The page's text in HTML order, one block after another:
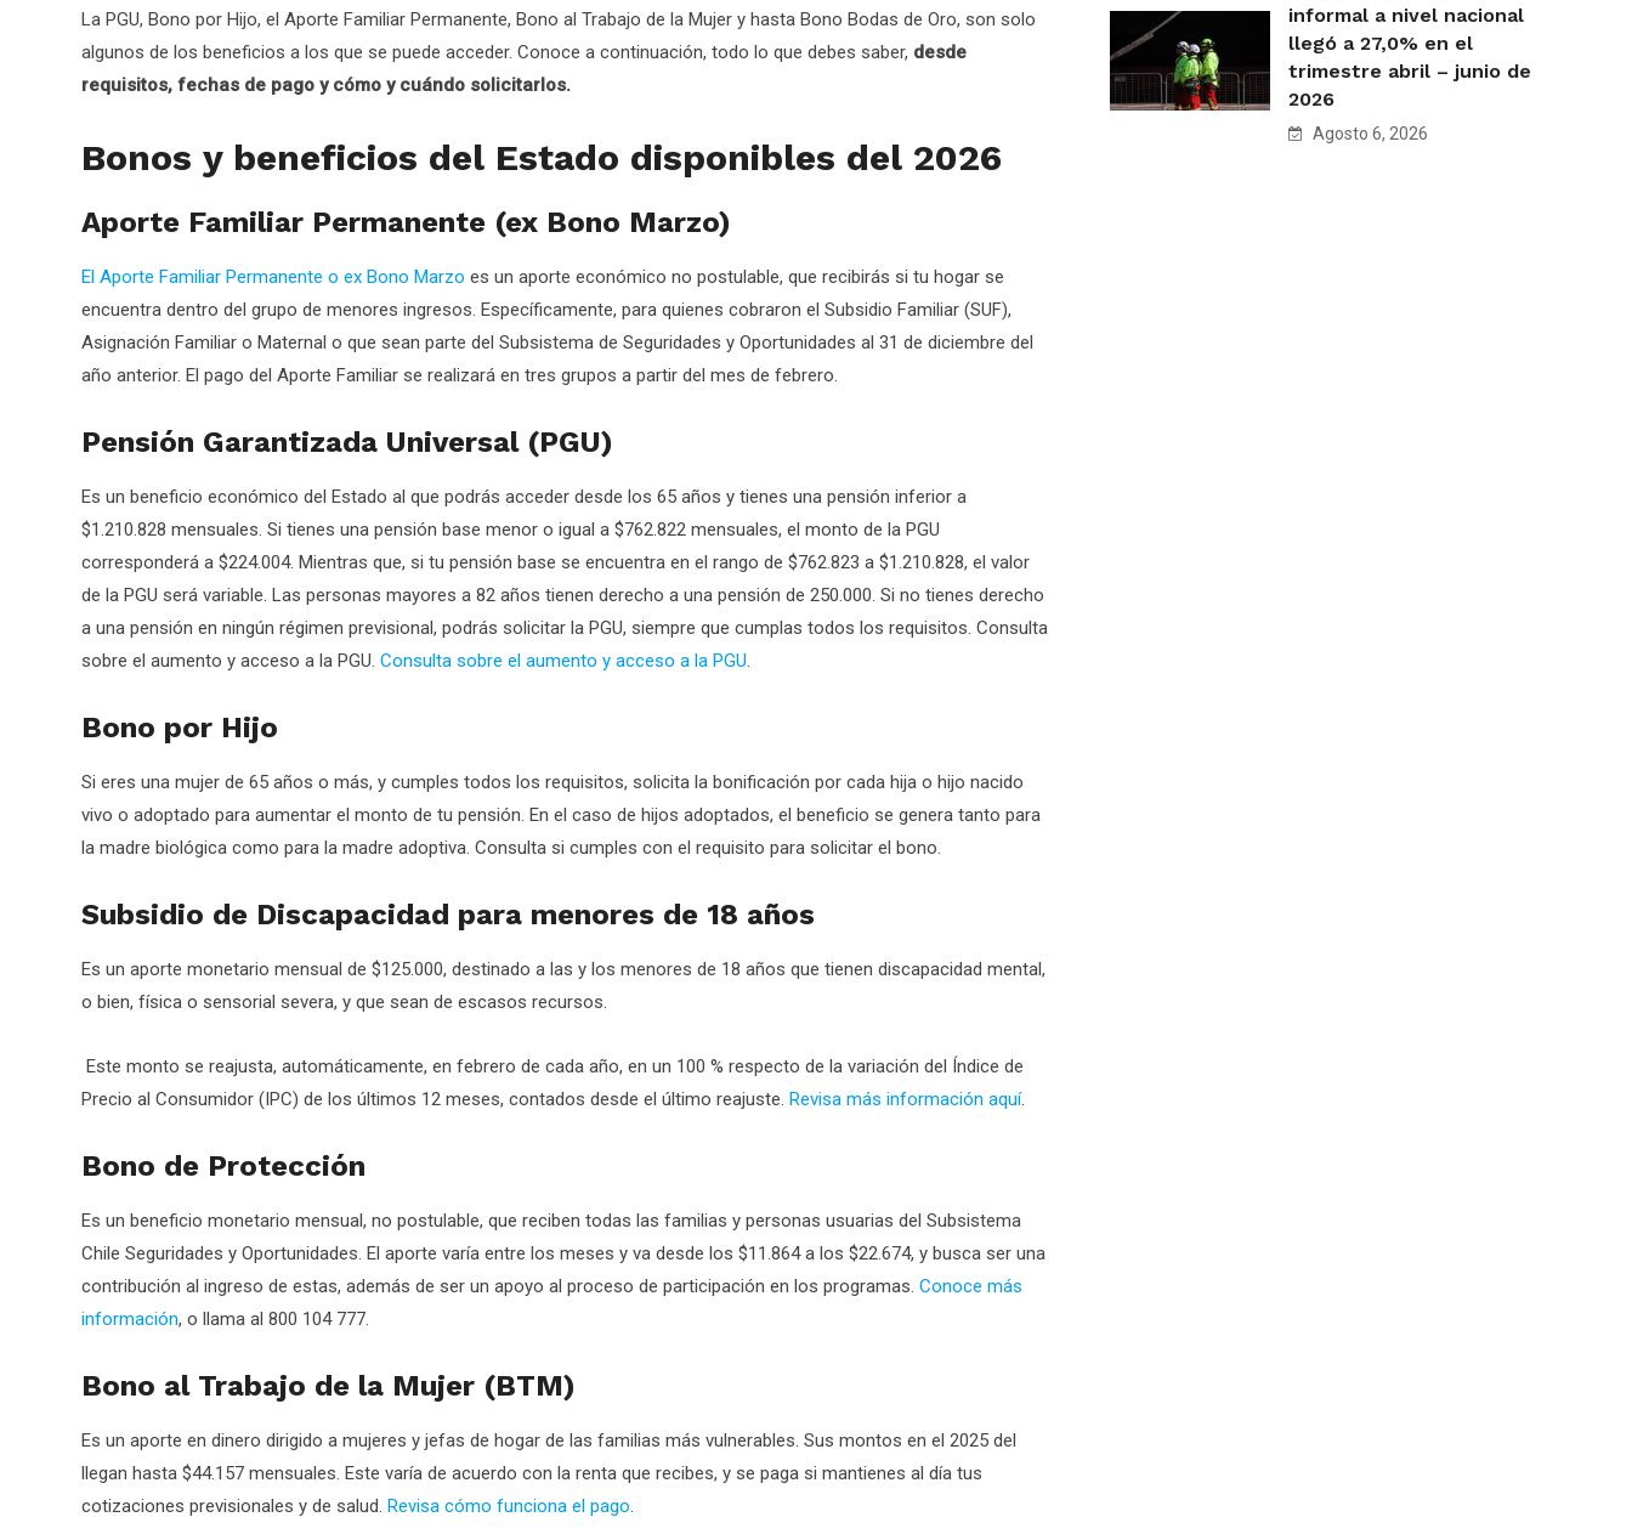
La PGU, Bono por Hijo, el Aporte Familiar Permanente, Bono al Trabajo de la Mujer y hasta Bono Bodas de Oro, son solo
algunos de los beneficios a los que se puede acceder. Conoce a continuación, todo lo que debes saber, desde
requisitos, fechas de pago y cómo y cuándo solicitarlos.
Bonos y beneficios del Estado disponibles del 2026
Aporte Familiar Permanente (ex Bono Marzo)
El Aporte Familiar Permanente o ex Bono Marzo es un aporte económico no postulable, que recibirás si tu hogar se
encuentra dentro del grupo de menores ingresos. Específicamente, para quienes cobraron el Subsidio Familiar (SUF),
Asignación Familiar o Maternal o que sean parte del Subsistema de Seguridades y Oportunidades al 31 de diciembre del
año anterior. El pago del Aporte Familiar se realizará en tres grupos a partir del mes de febrero.
Pensión Garantizada Universal (PGU)
Es un beneficio económico del Estado al que podrás acceder desde los 65 años y tienes una pensión inferior a
$1.210.828 mensuales. Si tienes una pensión base menor o igual a $762.822 mensuales, el monto de la PGU
corresponderá a $224.004. Mientras que, si tu pensión base se encuentra en el rango de $762.823 a $1.210.828, el valor
de la PGU será variable. Las personas mayores a 82 años tienen derecho a una pensión de 250.000. Si no tienes derecho
a una pensión en ningún régimen previsional, podrás solicitar la PGU, siempre que cumplas todos los requisitos. Consulta
sobre el aumento y acceso a la PGU. Consulta sobre el aumento y acceso a la PGU.
Bono por Hijo
Si eres una mujer de 65 años o más, y cumples todos los requisitos, solicita la bonificación por cada hija o hijo nacido
vivo o adoptado para aumentar el monto de tu pensión. En el caso de hijos adoptados, el beneficio se genera tanto para
la madre biológica como para la madre adoptiva. Consulta si cumples con el requisito para solicitar el bono.
Subsidio de Discapacidad para menores de 18 años
Es un aporte monetario mensual de $125.000, destinado a las y los menores de 18 años que tienen discapacidad mental,
o bien, física o sensorial severa, y que sean de escasos recursos.
Este monto se reajusta, automáticamente, en febrero de cada año, en un 100 % respecto de la variación del Índice de
Precio al Consumidor (IPC) de los últimos 12 meses, contados desde el último reajuste. Revisa más información aquí.
Bono de Protección
Es un beneficio monetario mensual, no postulable, que reciben todas las familias y personas usuarias del Subsistema
Chile Seguridades y Oportunidades. El aporte varía entre los meses y va desde los $11.864 a los $22.674, y busca ser una
contribución al ingreso de estas, además de ser un apoyo al proceso de participación en los programas. Conoce más
información, o llama al 800 104 777.
Bono al Trabajo de la Mujer (BTM)
Es un aporte en dinero dirigido a mujeres y jefas de hogar de las familias más vulnerables. Sus montos en el 2025 del
llegan hasta $44.157 mensuales. Este varía de acuerdo con la renta que recibes, y se paga si mantienes al día tus
cotizaciones previsionales y de salud. Revisa cómo funciona el pago.
informal a nivel nacional
llegó a 27,0% en el
trimestre abril – junio de
2026
Agosto 6, 2026